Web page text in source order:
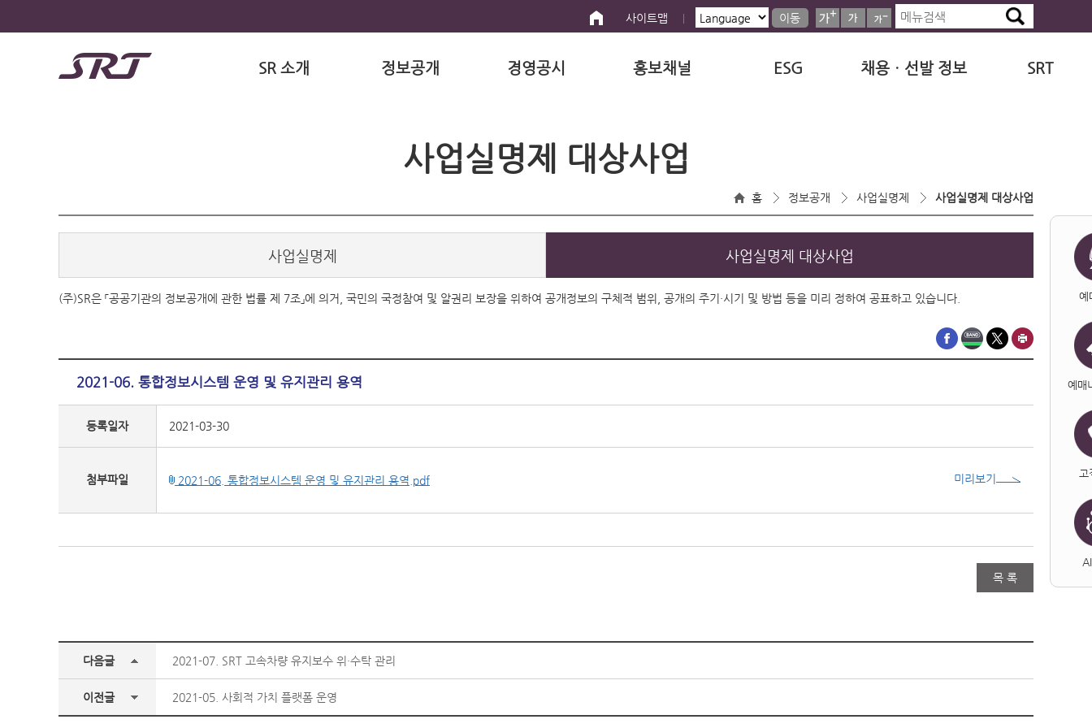
사이트맵 이동
SR 소개 정보공개 경영공시 홍보채널 ESG 채용ㆍ선발 정보 SRT
사업실명제 대상사업
홈 정보공개 사업실명제 사업실명제 대상사업
사업실명제 사업실명제 대상사업
(주)SR은 「공공기관의 정보공개에 관한 법률 제 7조」에 의거, 국민의 국정참여 및 알권리 보장을 위하여 공개정보의 구체적 범위, 공개의 주기·시기 및 방법 등을 미리 정하여 공표하고 있습니다.
2021-06. 통합정보시스템 운영 및 유지관리 용역
등록일자 2021-03-30
첨부파일 2021-06. 통합정보시스템 운영 및 유지관리 용역.pdf 미리보기
목 록
다음글 2021-07. SRT 고속차량 유지보수 위·수탁 관리
이전글 2021-05. 사회적 가치 플랫폼 운영
예
예매
고